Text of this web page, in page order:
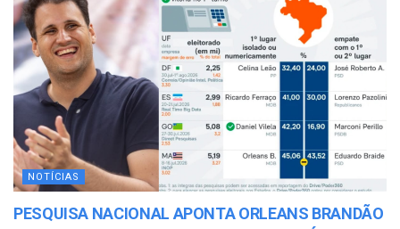
NOTÍCIAS
PESQUISA NACIONAL APONTA ORLEANS BRANDÃO